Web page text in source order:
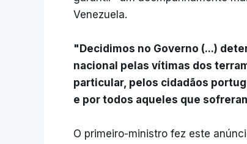
Venezuela.
"Decidimos no Governo (...)
nacional pelas vítimas dos
particular, pelos cidadãos
e por todos aqueles que
O primeiro-ministro fez este